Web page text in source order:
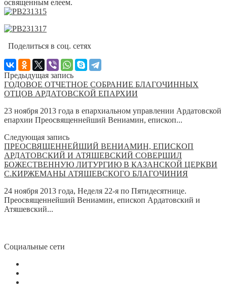
освященным елеем.
Поделиться в соц. сетях
Предыдущая запись
ГОДОВОЕ ОТЧЕТНОЕ СОБРАНИЕ БЛАГОЧИННЫХ
ОТЦОВ АРДАТОВСКОЙ ЕПАРХИИ
23 ноября 2013 года в епархиальном управлении Ардатовской
епархии Преосвященнейший Вениамин, епископ...
Следующая запись
ПРЕОСВЯЩЕННЕЙШИЙ ВЕНИАМИН, ЕПИСКОП
АРДАТОВСКИЙ И АТЯШЕВСКИЙ СОВЕРШИЛ
БОЖЕСТВЕННУЮ ЛИТУРГИЮ В КАЗАНСКОЙ ЦЕРКВИ
С.КИРЖЕМАНЫ АТЯШЕВСКОГО БЛАГОЧИНИЯ
24 ноября 2013 года, Неделя 22-я по Пятидесятнице.
Преосвященнейший Вениамин, епископ Ардатовский и
Атяшевский...
Социальные сети